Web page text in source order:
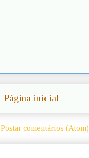
Página inicial
Postar comentários (Atom)